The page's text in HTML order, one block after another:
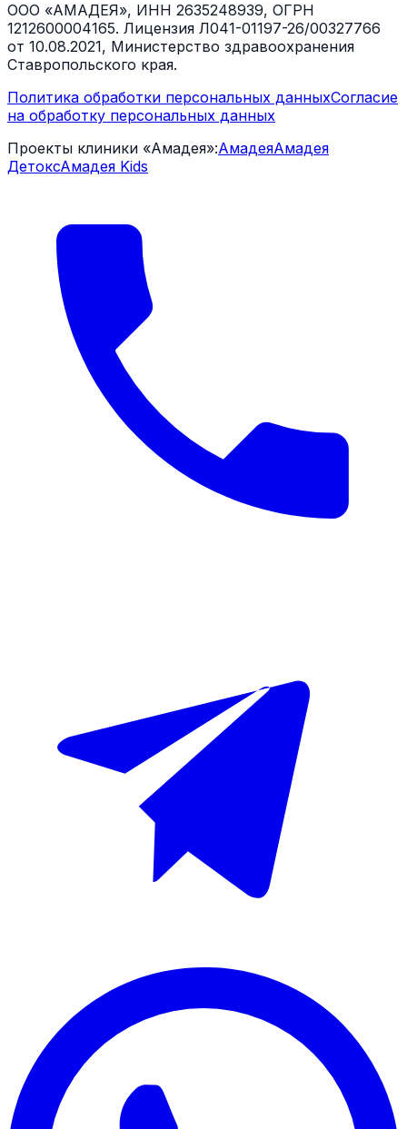
ООО «АМАДЕЯ», ИНН 2635248939, ОГРН
1212600004165. Лицензия Л041-01197-26/00327766
от 10.08.2021, Министерство здравоохранения
Ставропольского края.
Политика обработки персональных данныхСогласие
на обработку персональных данных
Проекты клиники «Амадея»:АмадеяАмадея
ДетоксАмадея Kids